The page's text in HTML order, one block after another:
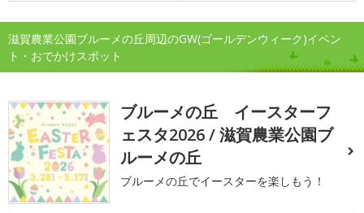
滋賀農業公園ブルーメの丘周辺のGW(ゴールデンウィーク)イベン
ト・おでかけスポット
ブルーメの丘 イースターフ
ェスタ2026 / 滋賀農業公園ブ
ルーメの丘
ブルーメの丘でイースターを楽しもう！